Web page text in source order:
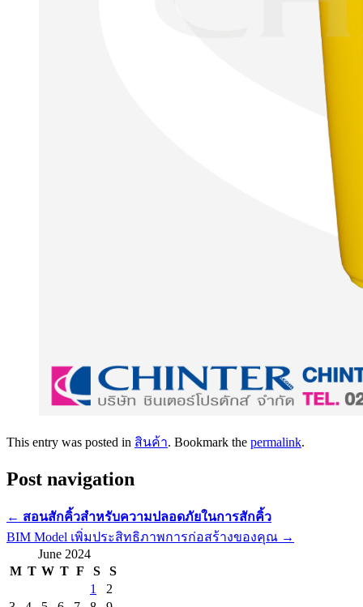
This entry was posted in สินค้า. Bookmark the permalink.
Post navigation
← สอนสักคิ้วสำหรับความปลอดภัยในการสักคิ้ว
BIM Model เพิ่มประสิทธิภาพการก่อสร้างของคุณ →
June 2024
M T W T F S
S
1
2